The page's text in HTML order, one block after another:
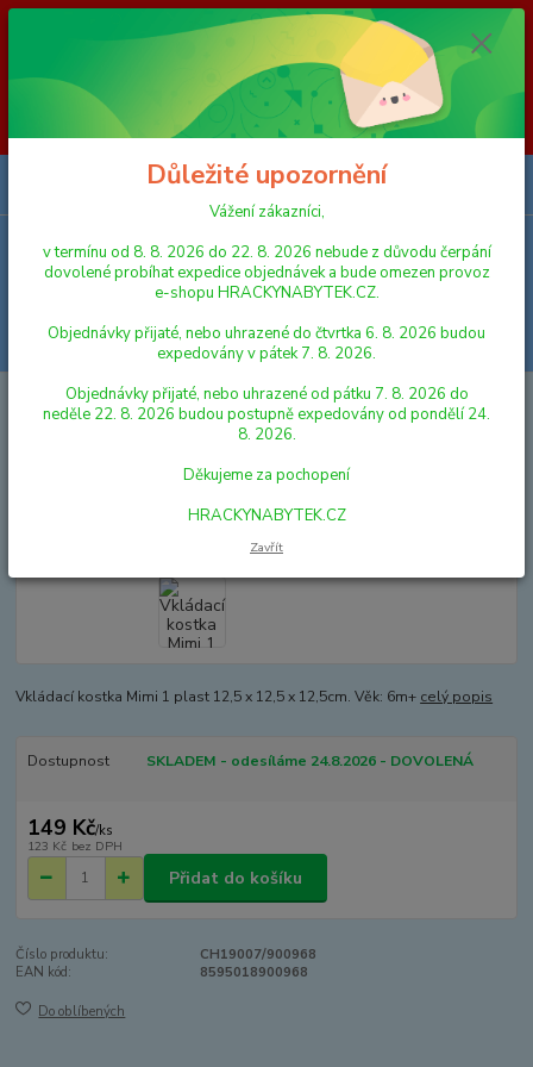
Vážení zákazníci, v termínu od 8. 8. 2026 do 23. 8. 2026 nebude z
důvodu čerpání dovolené probíhat expedice objednávek a bude omezen
provoz e-shopu HRACKYNABYTEK.CZ. Objednávky přijaté, nebo
uhrazené do čtvrtka 6. 8. 2026 budou expedovány v pátek 7. 8. 2026.
Objednávky přijaté, nebo uhrazené od pátku 7. 8. 2026 do neděle 23. 8.
2026 budou postupně expedovány od pondělí 24. 8. 2026. Děkujeme za
pochopení HRACKYNABYTEK.CZ
Menu
Hledat
PRO NEJMENŠÍ Vkládací kostka Mimi 1 plast 12,5x12,5x12,5cm
Vkládací kostka Mimi 1 plast
12,5x12,5x12,5cm
Vkládací kostka Mimi 1 plast 12,5 x 12,5 x 12,5cm. Věk: 6m+ celý popis
Dostupnost SKLADEM - odesíláme 24.8.2026 - DOVOLENÁ
149 Kč/ks
123 Kč bez DPH
Přidat do košíku
Číslo produktu:
CH19007/900968
EAN kód:
8595018900968
Do oblíbených
Důležité upozornění
Vážení zákazníci,
v termínu od 8. 8. 2026 do 22. 8. 2026 nebude z důvodu čerpání
dovolené probíhat expedice objednávek a bude omezen provoz
e-shopu HRACKYNABYTEK.CZ.
Objednávky přijaté, nebo uhrazené do čtvrtka 6. 8. 2026 budou
expedovány v pátek 7. 8. 2026.
Objednávky přijaté, nebo uhrazené od pátku 7. 8. 2026 do
neděle 22. 8. 2026 budou postupně expedovány od pondělí 24.
8. 2026.
Děkujeme za pochopení
HRACKYNABYTEK.CZ
Zavřít